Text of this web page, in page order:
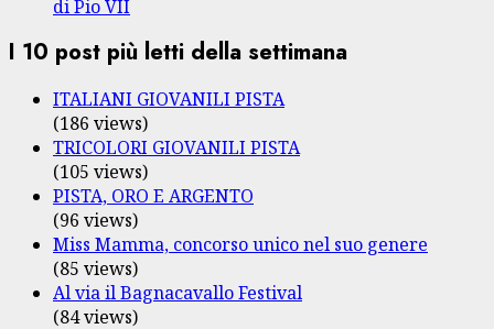
di Pio VII
I 10 post più letti della settimana
ITALIANI GIOVANILI PISTA
(186 views)
TRICOLORI GIOVANILI PISTA
(105 views)
PISTA, ORO E ARGENTO
(96 views)
Miss Mamma, concorso unico nel suo genere
(85 views)
Al via il Bagnacavallo Festival
(84 views)